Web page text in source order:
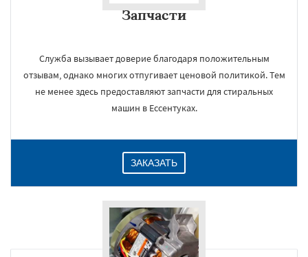
Запчасти
Служба вызывает доверие благодаря положительным
отзывам, однако многих отпугивает ценовой политикой. Тем
не менее здесь предоставляют запчасти для стиральных
машин в Ессентуках.
ЗАКАЗАТЬ